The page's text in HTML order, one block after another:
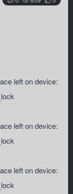
left on device:
left on device:
left on device: